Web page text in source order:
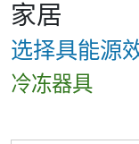
家居
选择具能源
冷冻器具